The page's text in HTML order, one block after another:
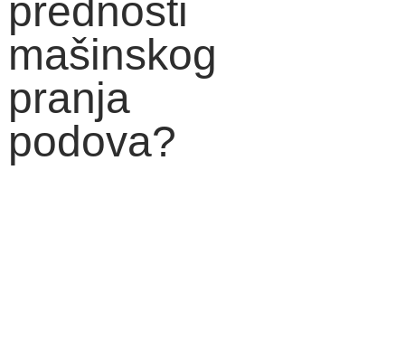
prednosti
mašinskog
pranja
podova?